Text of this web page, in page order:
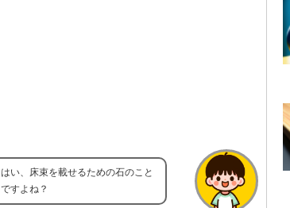
はい、床束を載せるための石のこと
ですよね？